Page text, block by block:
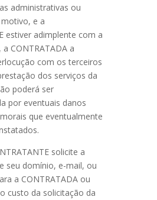
administrativas ou
e a
estiver adimplente com a
a CONTRATADA a
com os terceiros
dos serviços da
poderá ser
por eventuais danos
que eventualmente
solicite a
seu domínio, e-mail, ou
a CONTRATADA ou
custo da solicitação da